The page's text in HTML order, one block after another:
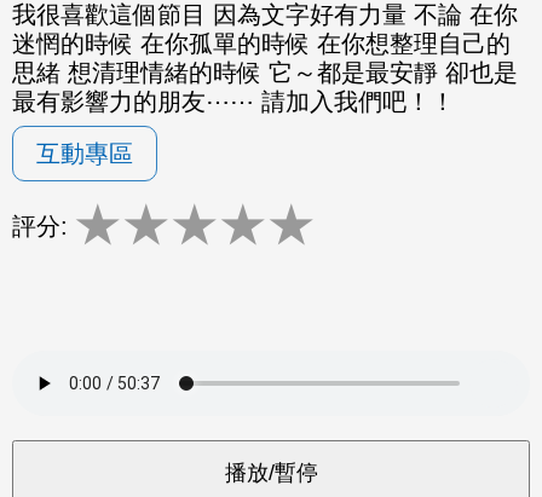
我很喜歡這個節目 因為文字好有力量 不論 在你
迷惘的時候 在你孤單的時候 在你想整理自己的
思緒 想清理情緒的時候 它～都是最安靜 卻也是
最有影響力的朋友⋯⋯ 請加入我們吧！！
互動專區
評分: ★★★★★